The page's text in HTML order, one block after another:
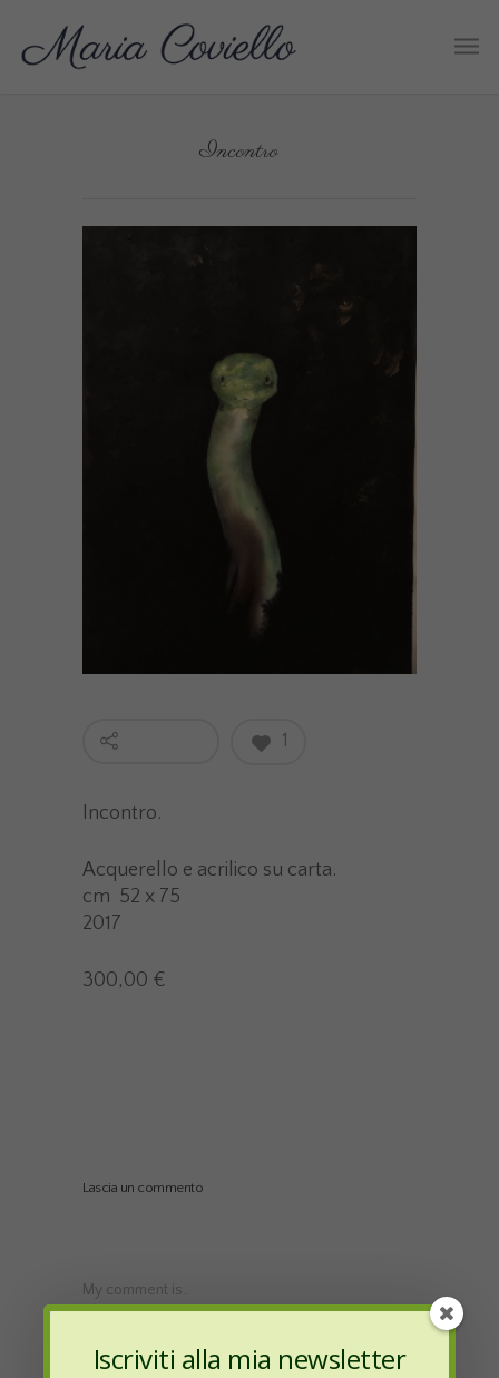
Incontro
1
Incontro.
Acquerello e acrilico su carta.
cm 52 x 75
2017
300,00 €
Lascia un commento
My comment is..
Iscriviti alla mia newsletter